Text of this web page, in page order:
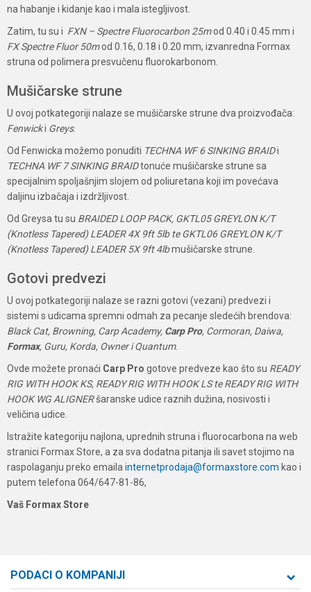
na habanje i kidanje kao i mala istegljivost.
Zatim, tu su i FXN – Spectre Fluorocarbon 25mod 0.40 i 0.45 mm i
FX Spectre Fluor 50mod 0.16, 0.18 i 0.20 mm, izvanredna Formax
struna od polimera presvučenu fluorokarbonom.
Mušičarske strune
U ovoj potkategoriji nalaze se mušičarske strune dva proizvođača:
Fenwicki Greys.
Od Fenwicka možemo ponuditi TECHNA WF 6 SINKING BRAIDi
TECHNA WF 7 SINKING BRAIDtonuće mušičarske strune sa
specijalnim spoljašnjim slojem od poliuretana koji im povećava
daljinu izbačaja i izdržljivost.
Od Greysa tu su BRAIDED LOOP PACK, GKTL05 GREYLON K/T
(Knotless Tapered) LEADER 4X 9ft 5lb te GKTL06 GREYLON K/T
(Knotless Tapered) LEADER 5X 9ft 4lbmušičarske strune.
Gotovi predvezi
U ovoj potkategoriji nalaze se razni gotovi (vezani) predvezi i
sistemi s udicama spremni odmah za pecanje sledećih brendova:
Black Cat, Browning, Carp Academy, Carp Pro, Cormoran, Daiwa,
Formax, Guru, Korda, Owner i Quantum.
Ovde možete pronaći Carp Pro gotove predveze kao što su READY
RIG WITH HOOK KS, READY RIG WITH HOOK LS te READY RIG WITH
HOOK WG ALIGNERšaranske udice raznih dužina, nosivosti i
veličina udice.
Istražite kategoriju najlona, uprednih struna i fluorocarbona na web
stranici Formax Store, a za sva dodatna pitanja ili savet stojimo na
raspolaganju preko emaila internetprodaja@formaxstore.com kao i
putem telefona 064/647-81-86,
Vaš Formax Store
PODACI O KOMPANIJI